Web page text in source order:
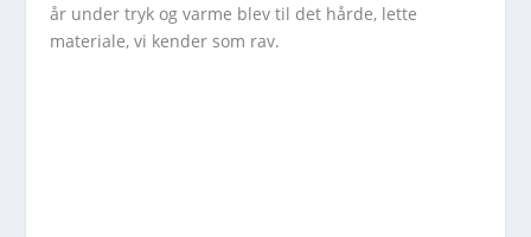
år under tryk og varme blev til det hårde, lette
materiale, vi kender som rav.